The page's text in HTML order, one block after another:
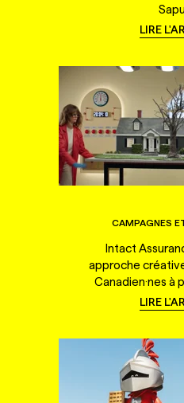
LIRE
CAMPAGNES
Intact
approche
Canadien·nes à
LIRE